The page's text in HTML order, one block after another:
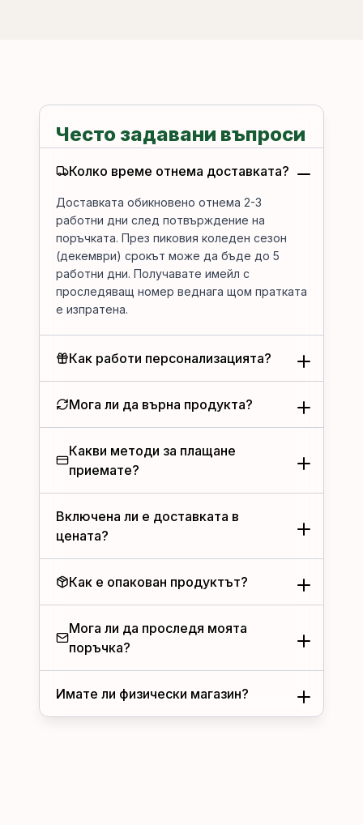
Често задавани въпроси
Колко време отнема доставката?
Доставката обикновено отнема 2-3
работни дни след потвърждение на
поръчката. През пиковия коледен сезон
(декември) срокът може да бъде до 5
работни дни. Получавате имейл с
проследяващ номер веднага щом пратката
е изпратена.
Как работи персонализацията?
Мога ли да върна продукта?
Какви методи за плащане
приемате?
Включена ли е доставката в
цената?
Как е опакован продуктът?
Мога ли да проследя моята
поръчка?
Имате ли физически магазин?